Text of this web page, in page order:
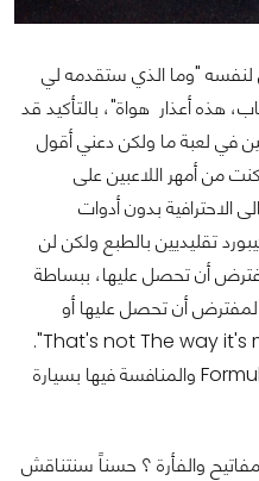
"وما الذي ستقدمه لي
هذه أعذار هواة"، بالتأكيد قد
في لعبة ما ولكن دعني أقول
من أمهر اللاعبين على
الاحترافية بدون أدوات
تقليديين بالطبع ولكن لن
أن تحصل عليها، ببساطة
أن تحصل عليها أو
بمعنى أخر "That's not The way it's meant to be Played".
الأمر أشبه بدخول سباق سيارات Formula 1 والمنافسة فيها بسيارة
والفأرة ؟ حسناً سنتناقش